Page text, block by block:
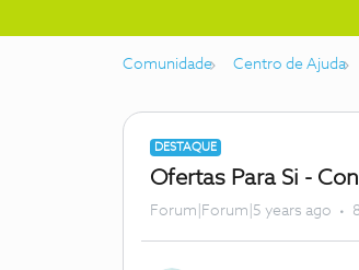
Comunidade Centro de Ajuda
DESTAQUE
Ofertas Para Si -
Forum|Forum|5 years ago